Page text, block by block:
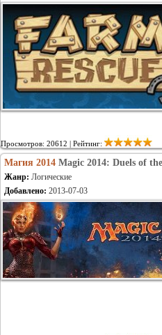
Просмотров: 20612 | Рейтинг:
Магия 2014 Magic 2014: Duels of
Жанр: Логические
Добавлено: 2013-07-03